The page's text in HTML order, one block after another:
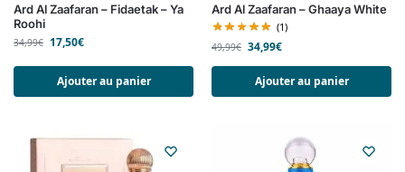
Ard Al Zaafaran – Fidaetak – Ya
Roohi
34,99€ 17,50€
Ajouter au panier
Ard Al Zaafaran – Ghaaya White
(1)
49,99€ 34,99€
Ajouter au panier